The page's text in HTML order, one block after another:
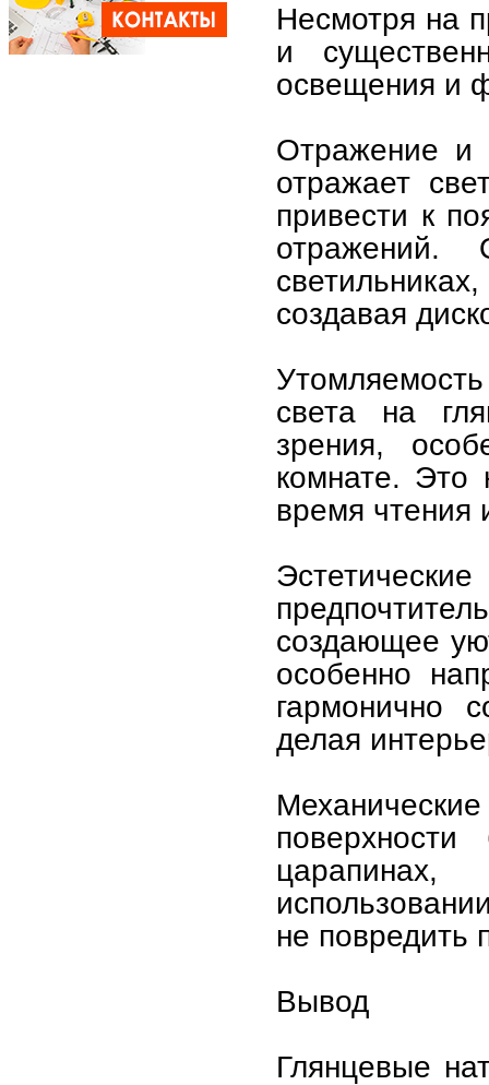
Несмотря на
и
освещения и
Отражение и
отражает
привести к
отражений.
создавая
света на
зрения,
комнате. Это
время чтения
создающее
особенно
гармонично
делая
не повредить
Вывод
Глянцевые